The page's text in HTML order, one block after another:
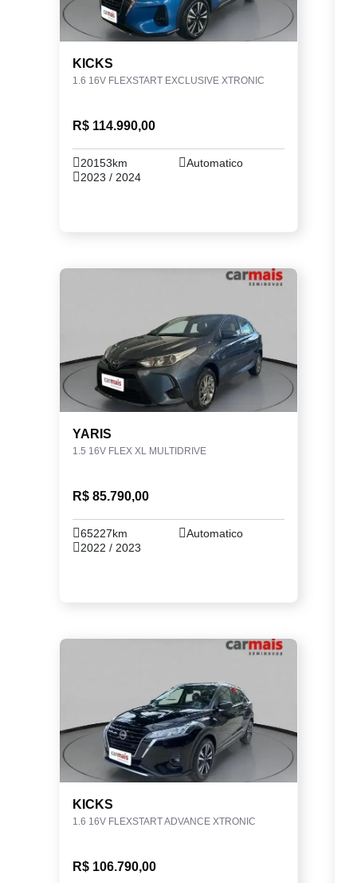
KICKS
1.6 16V FLEXSTART EXCLUSIVE XTRONIC
R$ 114.990,00
20153km
Automatico
2023 / 2024
YARIS
1.5 16V FLEX XL MULTIDRIVE
R$ 85.790,00
65227km
Automatico
2022 / 2023
KICKS
1.6 16V FLEXSTART ADVANCE XTRONIC
R$ 106.790,00